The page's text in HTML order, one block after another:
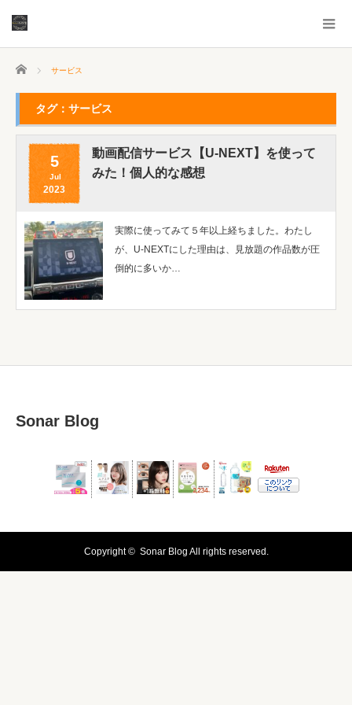
ホーム サービス
タグ：サービス
5
Jul
2023
動画配信サービス【U-NEXT】を使って
みた！個人的な感想
実際に使ってみて５年以上経ちました。わたし
が、U-NEXTにした理由は、見放題の作品数が圧
倒的に多いか…
Sonar Blog
Copyright © Sonar Blog All rights reserved.